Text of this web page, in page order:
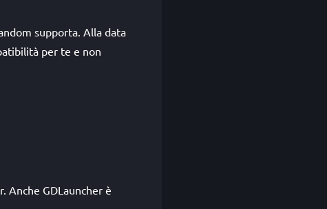
supporta. Alla data
per te e non
Anche GDLauncher è